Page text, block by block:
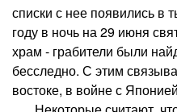
списки с нее появились в
году в ночь на 29 июня
храм - грабители были
бесследно. С этим
востоке, в войне с